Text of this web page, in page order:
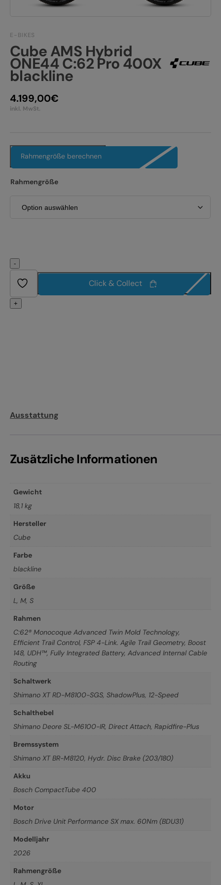
Alle entdecken
E-BIKE HARDTAIL
E-BIKE TOUR
Alle entdecken
KONTAKT
PRODUKTRÜCKRUFE
E-BIKES
Cube AMS Hybrid
ONE44 C:62 Pro 400X
blackline
4.199,00€
inkl. MwSt.
Rahmengröße berechnen
Rahmengröße
-
+
Click & Collect
Ausstattung
Zusätzliche Informationen
Gewicht
18,1 kg
Hersteller
Cube
Farbe
blackline
Größe
L, M, S
Rahmen
C:62® Monocoque Advanced Twin Mold Technology,
Efficient Trail Control, FSP 4-Link. Agile Trail Geometry, Boost
148, UDH™, Fully Integrated Battery, Advanced Internal Cable
Routing
Schaltwerk
Shimano XT RD-M8100-SGS, ShadowPlus, 12-Speed
Schalthebel
Shimano Deore SL-M6100-IR, Direct Attach, Rapidfire-Plus
Bremssystem
Shimano XT BR-M8120, Hydr. Disc Brake (203/180)
Akku
Bosch CompactTube 400
Motor
Bosch Drive Unit Performance SX max. 60Nm (BDU31)
Modelljahr
2026
Rahmengröße